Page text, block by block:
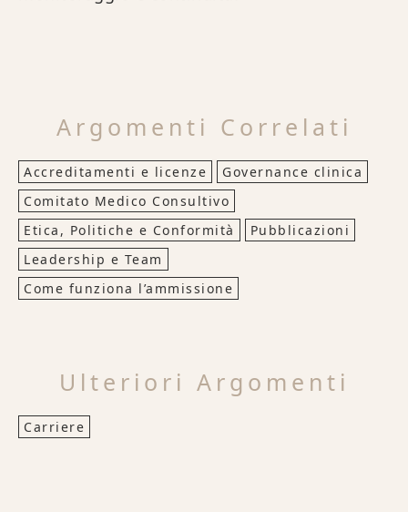
Argomenti Correlati
Accreditamenti e licenze
Governance clinica
Comitato Medico Consultivo
Etica, Politiche e Conformità
Pubblicazioni
Leadership e Team
Come funziona l’ammissione
Ulteriori Argomenti
Carriere